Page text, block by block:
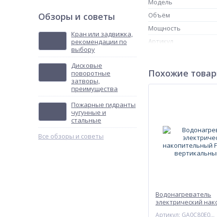
Обзоры и советы
Кран или задвижка,
рекомендации по
выбору
Дисковые
поворотные
затворы,
преимущества
Пожарные гидранты
чугунные и
стальные
Все обзоры и советы
Модель
Объём
Мощность
Артикул
Напряжение питания
Давление воды max
Ускоренный нагрев
Класс защиты
Высота, мм
Похожие
Водонагреватель
электрический
FCD JTLD200
Артикул: GA0C80E03RU